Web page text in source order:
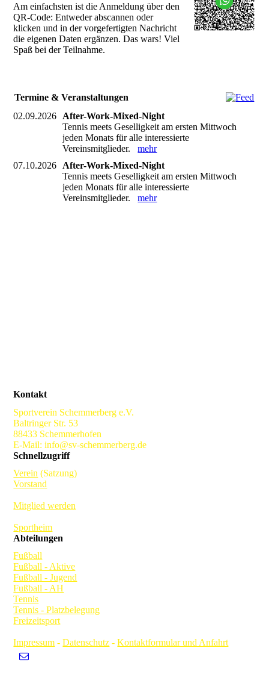
Am einfachsten ist die Anmeldung über den
QR-Code: Entweder abscannen oder
klicken und in der vorgefertigten Nachricht
die eigenen Daten ergänzen. Das wars! Viel
Spaß bei der Teilnahme.
Termine & Veranstaltungen
02.09.2026
After-Work-Mixed-Night
Tennis meets Geselligkeit am ersten Mittwoch
jeden Monats für alle interessierte
Vereinsmitglieder.mehr
07.10.2026
After-Work-Mixed-Night
Tennis meets Geselligkeit am ersten Mittwoch
jeden Monats für alle interessierte
Vereinsmitglieder.mehr
Kontakt
Sportverein Schemmerberg e.V.
Baltringer Str. 53
88433 Schemmerhofen
E-Mail: info@sv-schemmerberg.de
Schnellzugriff
Verein (Satzung)
Vorstand
Mitglied werden
Sportheim
Abteilungen
Fußball
Fußball - Aktive
Fußball - Jugend
Fußball - AH
Tennis
Tennis - Platzbelegung
Freizeitsport
Impressum -Datenschutz -Kontaktformular und Anfahrt